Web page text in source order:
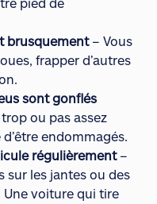
brusquement– Vous
frapper d’autres
sont gonflés
ou pas assez
endommagés.
régulièrement–
sur les jantes ou des
Une voiture qui tire